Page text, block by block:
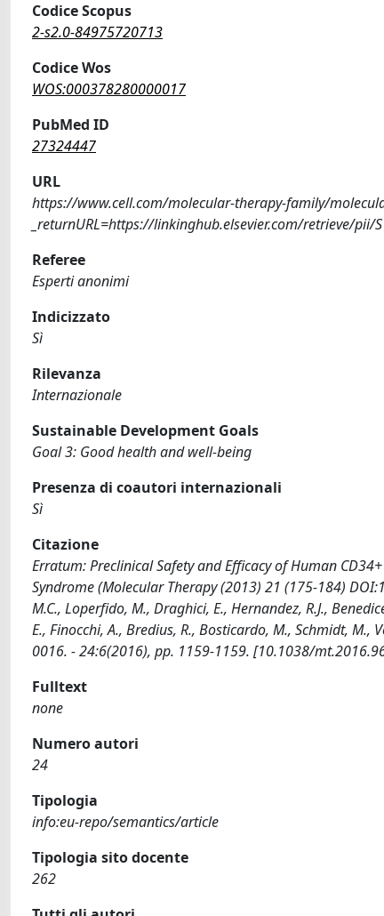
Codice Scopus
2-s2.0-84975720713
Codice Wos
WOS:000378280000017
PubMed ID
27324447
URL
https://www.cell.com/molecular-therapy-family/
_returnURL=https://linkinghub.elsevier.com/retrieve/
Referee
Esperti anonimi
Indicizzato
Sì
Rilevanza
Internazionale
Sustainable Development Goals
Goal 3: Good health and well-being
Presenza di coautori internazionali
Sì
Citazione
Erratum: Preclinical Safety and Efficacy of Human
Syndrome (Molecular Therapy (2013) 21 (175-184)
M.C., Loperfido, M., Draghici, E., Hernandez, R.J.,
E., Finocchi, A., Bredius, R., Bosticardo, M., Schmidt, M.,
0016. - 24:6(2016), pp. 1159-1159. [10.1038/
Fulltext
none
Numero autori
24
Tipologia
info:eu-repo/semantics/article
Tipologia sito docente
262